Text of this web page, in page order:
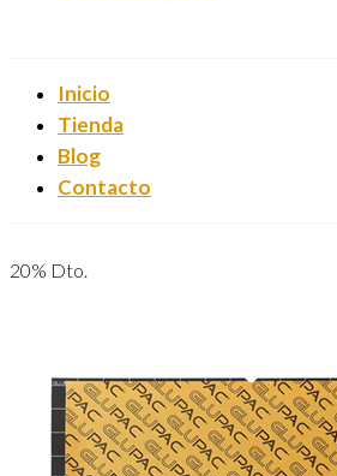
Inicio
Tienda
Blog
Contacto
20% Dto.